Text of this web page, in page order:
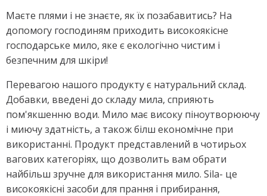
Маєте плями і не знаєте, як їх позабавитись? На
допомогу господиням приходить високоякісне
господарське мило, яке є екологічно чистим і
безпечним для шкіри!
Перевагою нашого продукту є натуральний склад.
Добавки, введені до складу мила, сприяють
пом'якшенню води. Мило має високу піноутворюючу
і миючу здатність, а також білш економічне при
використанні. Продукт представлений в чотирьох
вагових категоріях, що дозволить вам обрати
найбільш зручне для використання мило. Sila- це
високоякісні засоби для прання і прибирання,